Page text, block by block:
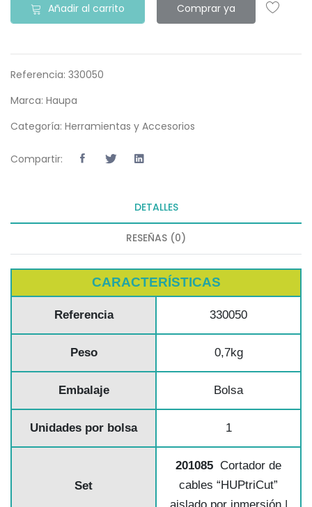
Añadir al carrito Comprar ya
Referencia: 330050
Marca: Haupa
Categoría: Herramientas y Accesorios
Compartir:
DETALLES
RESEÑAS (0)
CARACTERÍSTICAS
Referencia 330050
Peso 0,7kg
Embalaje Bolsa
Unidades por bolsa 1
Set
201085 Cortador de
cables “HUPtriCut”